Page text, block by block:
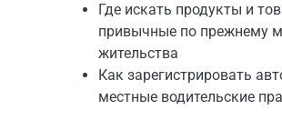
Где искать продукты и
привычные по прежнему
жительства
Как зарегистрировать
местные водительские